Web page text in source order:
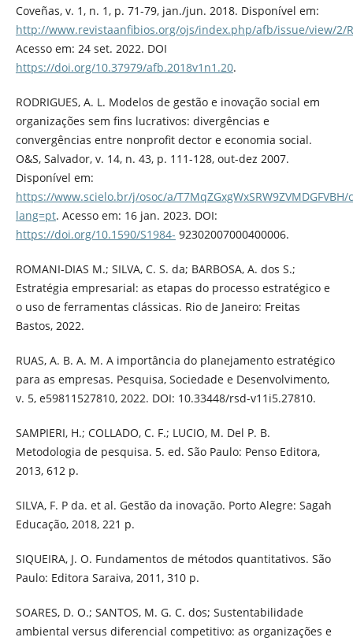
Coveñas, v. 1, n. 1, p. 71-79, jan./jun. 2018. Disponível em:
http://www.revistaanfibios.org/ojs/index.php/afb/issue/view/2/
Acesso em: 24 set. 2022. DOI
https://doi.org/10.37979/afb.2018v1n1.20.
RODRIGUES, A. L. Modelos de gestão e inovação social em
organizações sem fins lucrativos: divergências e
convergências entre nonprofit dector e economia social.
O&S, Salvador, v. 14, n. 43, p. 111-128, out-dez 2007.
Disponível em:
https://www.scielo.br/j/osoc/a/
lang=pt. Acesso em: 16 jan. 2023. DOI:
https://doi.org/10.1590/S1984- 92302007000400006.
ROMANI-DIAS M.; SILVA, C. S. da; BARBOSA, A. dos S.;
Estratégia empresarial: as etapas do processo estratégico e
o uso de ferramentas clássicas. Rio de Janeiro: Freitas
Bastos, 2022.
RUAS, A. B. A. M. A importância do planejamento estratégico
para as empresas. Pesquisa, Sociedade e Desenvolvimento,
v. 5, e59811527810, 2022. DOI: 10.33448/rsd-v11i5.27810.
SAMPIERI, H.; COLLADO, C. F.; LUCIO, M. Del P. B.
Metodologia de pesquisa. 5. ed. São Paulo: Penso Editora,
2013, 612 p.
SILVA, F. P da. et al. Gestão da inovação. Porto Alegre: Sagah
Educação, 2018, 221 p.
SIQUEIRA, J. O. Fundamentos de métodos quantitativos. São
Paulo: Editora Saraiva, 2011, 310 p.
SOARES, D. O.; SANTOS, M. G. C. dos; Sustentabilidade
ambiental versus diferencial competitivo: as organizações e